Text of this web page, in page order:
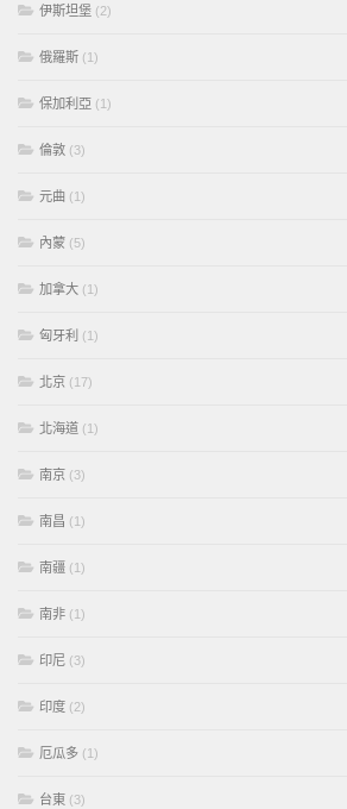
伊斯坦堡 (2)
俄羅斯 (1)
保加利亞 (1)
倫敦 (3)
元曲 (1)
內蒙 (5)
加拿大 (1)
匈牙利 (1)
北京 (17)
北海道 (1)
南京 (3)
南昌 (1)
南疆 (1)
南非 (1)
印尼 (3)
印度 (2)
厄瓜多 (1)
台東 (3)